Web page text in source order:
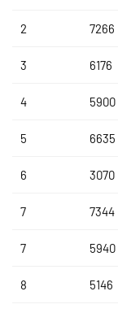
2 7266
3 6176
4 5900
5 6635
6 3070
7 7344
7 5940
8 5146